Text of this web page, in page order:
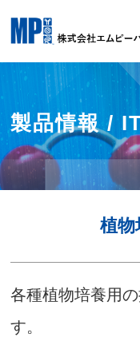
製品情報 /
植物
各種植物培養用
す。